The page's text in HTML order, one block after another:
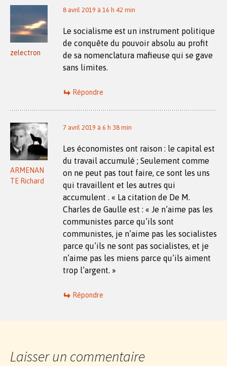
zelectron
8 avril 2019 à 16 h 42 min
Le socialisme est un instrument politique
de conquête du pouvoir absolu au profit
de sa nomenclatura mafieuse qui se gave
sans limites.
Répondre
ARMENAN
TE Richard
7 avril 2019 à 6 h 38 min
Les économistes ont raison : le capital est
du travail accumulé ; Seulement comme
on ne peut pas tout faire, ce sont les uns
qui travaillent et les autres qui
accumulent . « La citation de De M.
Charles de Gaulle est : « Je n’aime pas les
communistes parce qu’ils sont
communistes, je n’aime pas les socialistes
parce qu’ils ne sont pas socialistes, et je
n’aime pas les miens parce qu’ils aiment
trop l’argent. »
Répondre
Laisser un commentaire